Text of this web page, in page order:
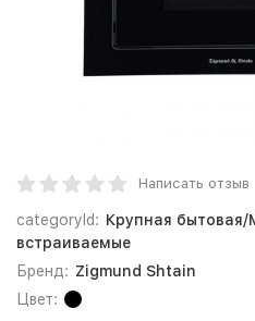
Написать отзыв
categoryId: Крупная
встраиваемые
Бренд: Zigmund Shtain
Цвет: